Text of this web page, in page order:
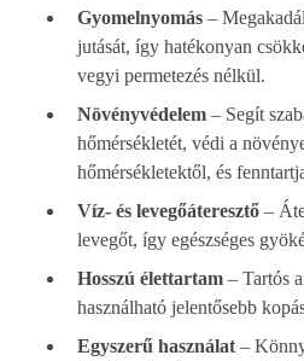
Gyomelnyomás –
jutását, így hatékonyan
vegyi permetezés nélkül.
Növényvédelem – Segít
hőmérsékletét, védi a
hőmérsékletektől, és
Víz- és levegőáteresztő –
levegőt, így egészséges
Hosszú élettartam – Tartós
használható jelentősebb
Egyszerű használat–